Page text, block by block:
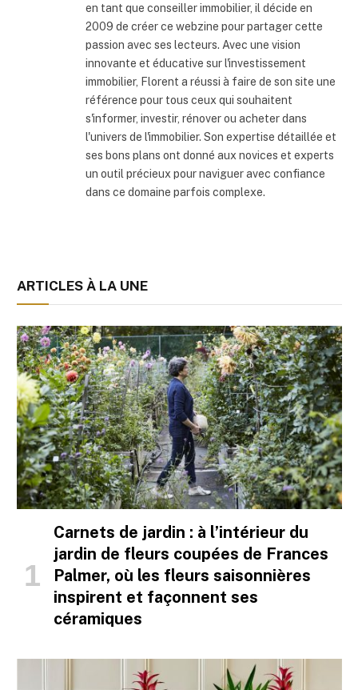
en tant que conseiller immobilier, il décide en
2009 de créer ce webzine pour partager cette
passion avec ses lecteurs. Avec une vision
innovante et éducative sur l'investissement
immobilier, Florent a réussi à faire de son site une
référence pour tous ceux qui souhaitent
s'informer, investir, rénover ou acheter dans
l'univers de l'immobilier. Son expertise détaillée et
ses bons plans ont donné aux novices et experts
un outil précieux pour naviguer avec confiance
dans ce domaine parfois complexe.
ARTICLES À LA UNE
Carnets de jardin : à l’intérieur du
jardin de fleurs coupées de Frances
Palmer, où les fleurs saisonnières
inspirent et façonnent ses
céramiques